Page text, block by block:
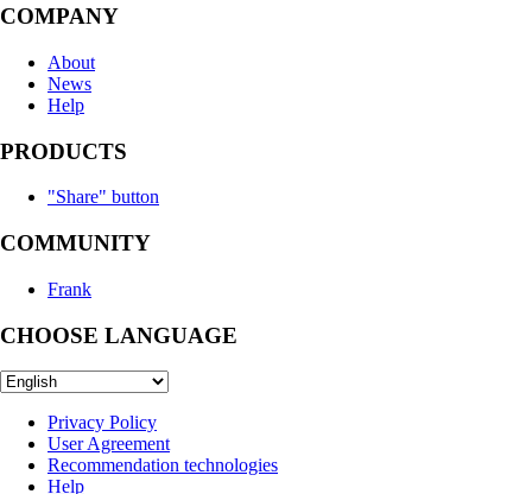
COMPANY
About
News
Help
PRODUCTS
"Share" button
COMMUNITY
Frank
CHOOSE LANGUAGE
Privacy Policy
User Agreement
Recommendation technologies
Help